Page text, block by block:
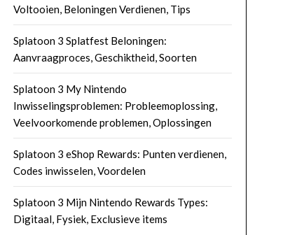
Voltooien, Beloningen Verdienen, Tips
Splatoon 3 Splatfest Beloningen:
Aanvraagproces, Geschiktheid, Soorten
Splatoon 3 My Nintendo
Inwisselingsproblemen: Probleemoplossing,
Veelvoorkomende problemen, Oplossingen
Splatoon 3 eShop Rewards: Punten verdienen,
Codes inwisselen, Voordelen
Splatoon 3 Mijn Nintendo Rewards Types:
Digitaal, Fysiek, Exclusieve items